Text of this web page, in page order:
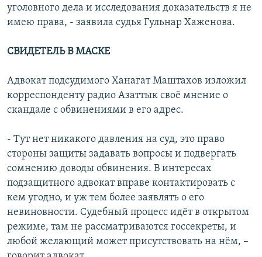
уголовного дела и исследования доказательств я не
имею права, - заявила судья Гульнар Хаженова.
СВИДЕТЕЛЬ В МАСКЕ
Адвокат подсудимого Ханагат Маштахов изложил
корреспонденту радио Азаттык своё мнение о
скандале с обвинениями в его адрес.
- Тут нет никакого давления на суд, это право
стороны защиты задавать вопросы и подвергать
сомнению доводы обвинения. В интересах
подзащитного адвокат вправе контактировать с
кем угодно, и уж тем более заявлять о его
невиновности. Судебный процесс идёт в открытом
режиме, там не рассматриваются госсекреты, и
любой желающий может присутствовать на нём, –